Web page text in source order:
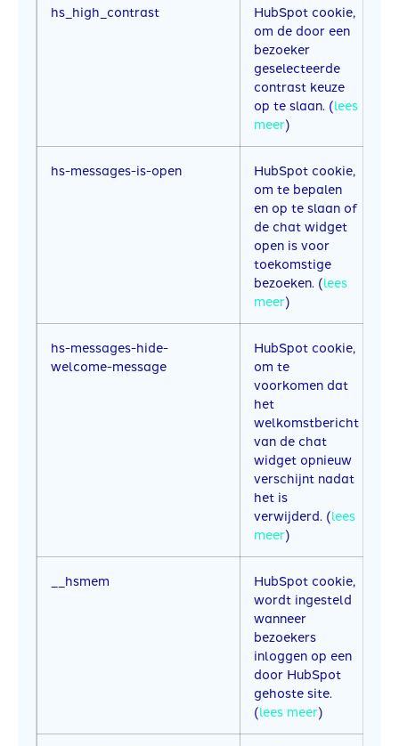
hs_high_contrast
HubSpot cookie,
om de door een
bezoeker
geselecteerde
contrast keuze
op te slaan. (lees
meer)
hs-messages-is-open
HubSpot cookie,
om te bepalen
en op te slaan of
de chat widget
open is voor
toekomstige
bezoeken. (lees
meer)
hs-messages-hide-
welcome-message
HubSpot cookie,
om te
voorkomen dat
het
welkomstbericht
van de chat
widget opnieuw
verschijnt nadat
het is
verwijderd. (lees
meer)
__hsmem
HubSpot cookie,
wordt ingesteld
wanneer
bezoekers
inloggen op een
door HubSpot
gehoste site.
(lees meer)